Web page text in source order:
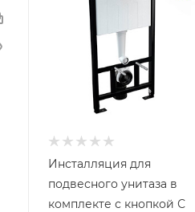
Инсталляция для
подвесного унитаза в
комплекте с кнопкой С